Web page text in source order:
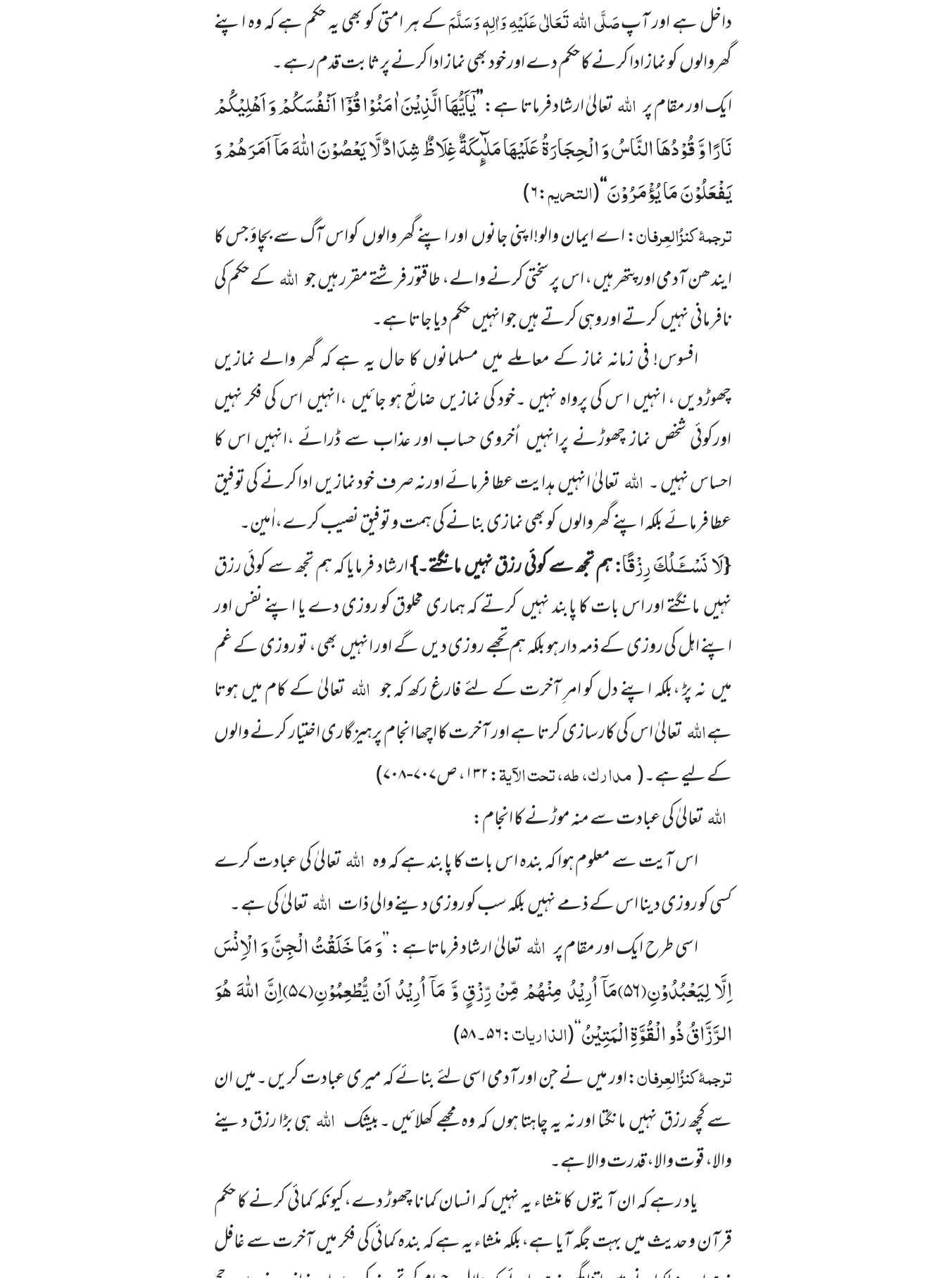
داخل ہے اور آپصَلَّی اللہ تَعَالٰی عَلَیْہِ وَاٰلِہٖ وَسَلَّمَکے ہر امتی کو بھی یہ حکم ہے کہ وہ اپنے
گھروالوں کو نماز ادا کرنے کا حکم دے اور خود بھی نماز ادا کرنے پر ثابت قدم رہے ۔
ایک اور مقام پراللہتعالیٰ ارشاد فرماتا ہے:’’یٰۤاَیُّهَا الَّذِیْنَ اٰمَنُوْا قُوْۤا اَنْفُسَكُمْ وَ اَهْلِیْكُمْ
نَارًا وَّ قُوْدُهَا النَّاسُ وَ الْحِجَارَةُ عَلَیْهَا مَلٰٓىٕكَةٌ غِلَاظٌ شِدَادٌ لَّا یَعْصُوْنَ اللّٰهَ مَاۤ اَمَرَهُمْ وَ
یَفْعَلُوْنَ مَا یُؤْمَرُوْنَ‘‘
(التحریم:۶)
ترجمۂ کنزُالعِرفان: اے ایمان والو!اپنی جانوں اور اپنے گھر والوں کواس آگ سے بچاؤ جس کا
ایندھن آدمی اور پتھر ہیں ، اس پر سختی کرنے والے، طاقتور فرشتے مقرر ہیں جواللہکے حکم کی
نافرمانی نہیں کرتے اور وہی کرتے ہیں جو انہیں حکم دیا جاتا ہے۔
افسوس! فی زمانہ نماز کے معاملے میں مسلمانوں کا حال یہ ہے کہ گھر والے نمازیں
چھوڑدیں ، انہیں ا س کی پرواہ نہیں ۔خود کی نمازیں ضائع ہو جائیں ،انہیں اس کی فکر نہیں
اورکوئی شخص نماز چھوڑنے پرانہیں اُخروی حساب اور عذاب سے ڈرائے ،انہیں اس کا
احساس نہیں ۔ اللہتعالیٰ انہیں ہدایت عطا فرمائے اورنہ صرف خود نمازیں ادا کرنے کی توفیق
عطا فرمائے بلکہ اپنے گھر والوں کو بھی نمازی بنانے کی ہمت و توفیق نصیب کرے،اٰمین۔
{لَا نَسْــٴَـلُكَ رِزْقًا:ہم تجھ سے کوئی رزق نہیں مانگتے۔}ارشاد فرمایا کہ ہم تجھ سے کوئی رزق
نہیں مانگتے اور اس بات کا پابند نہیں کرتے کہ ہماری مخلوق کو روزی دے یا اپنے نفس اور
اپنے اہل کی روزی کے ذمہ دار ہو بلکہ ہم تجھے روزی دیں گے اور انہیں بھی ، تو روزی کے غم
میں نہ پڑ ،بلکہ اپنے دل کو امر ِآخرت کے لئے فارغ رکھ کہ جو اللہتعالیٰ کے کام میں ہوتا
ہےاللہتعالیٰ اس کی کارسازی کرتا ہے اور آخرت کا اچھاانجام پرہیزگاری اختیار کرنے والوں
کے لیے ہے۔(مدارک، طہ، تحت الآیۃ:۱۳۲، ص۷۰۷-۷۰۸ )
اللہتعالیٰ کی عبادت سے منہ موڑنے کا انجام:
اس آیت سے معلوم ہوا کہ بندہ اس بات کا پابند ہے کہ وہ اللہتعالیٰ کی عبادت کرے
کسی کو روزی دینا اس کے ذمے نہیں بلکہ سب کو روزی دینے والی ذات اللہتعالیٰ کی ہے ۔
اسی طرح ایک اور مقام پر اللہتعالیٰ ارشاد فرماتاہے : ’’وَ مَا خَلَقْتُ الْجِنَّ وَ الْاِنْسَ
اِلَّا لِیَعْبُدُوْنِ(۵۶)مَاۤ اُرِیْدُ مِنْهُمْ مِّنْ رِّزْقٍ وَّ مَاۤ اُرِیْدُ اَنْ یُّطْعِمُوْنِ(۵۷)اِنَّ اللّٰهَ هُوَ
الرَّزَّاقُ ذُو الْقُوَّةِ الْمَتِیْنُ‘‘
(الذاریات:۵۶۔۵۸)
ترجمۂکنزُالعِرفان:اور میں نے جن اور آدمی اسی لئے بنائے کہ میری عبادت کریں ۔میں ان
سے کچھ رزق نہیں مانگتا اور نہ یہ چاہتا ہوں کہ وہ مجھے کھلائیں ۔بیشک اللہہی بڑا رزق دینے
والا، قوت والا، قدرت والا ہے۔
یاد رہے کہ ان آیتوں کا مَنشاء یہ نہیں کہ انسان کمانا چھوڑ دے،کیونکہ کمائی کرنے کا حکم
قرآن و حدیث میں بہت جگہ آیا ہے،بلکہ منشاء یہ ہے کہ بندہ کمائی کی فکر میں آخرت سے غافل